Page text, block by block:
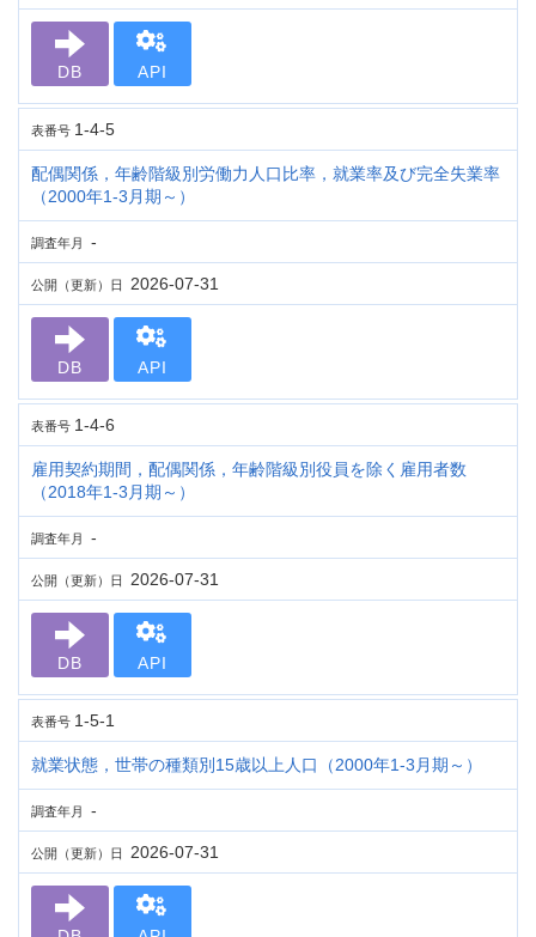
DB API
表番号 1-4-5
配偶関係，年齢階級別労働力人口比率，就業率及び完全失業率
（2000年1-3月期～）
調査年月 -
公開（更新）日 2026-07-31
DB API
表番号 1-4-6
雇用契約期間，配偶関係，年齢階級別役員を除く雇用者数
（2018年1-3月期～）
調査年月 -
公開（更新）日 2026-07-31
DB API
表番号 1-5-1
就業状態，世帯の種類別15歳以上人口（2000年1-3月期～）
調査年月 -
公開（更新）日 2026-07-31